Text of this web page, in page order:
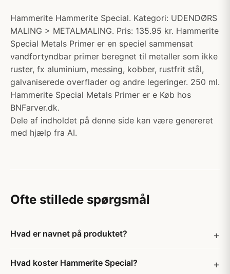
Hammerite Hammerite Special. Kategori: UDENDØRS
MALING > METALMALING. Pris: 135.95 kr. Hammerite
Special Metals Primer er en speciel sammensat
vandfortyndbar primer beregnet til metaller som ikke
ruster, fx aluminium, messing, kobber, rustfrit stål,
galvaniserede overflader og andre legeringer. 250 ml.
Hammerite Special Metals Primer er e Køb hos
BNFarver.dk.
Dele af indholdet på denne side kan være genereret
med hjælp fra AI.
Ofte stillede spørgsmål
Hvad er navnet på produktet?
Hvad koster Hammerite Special?